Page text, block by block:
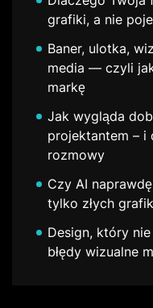
grafiki, a nie
Baner, ulotka,
media — czyli
markę
Jak wygląda
projektantem – i
rozmowy
Czy AI
tylko złych
Design, który
błędy wizualne